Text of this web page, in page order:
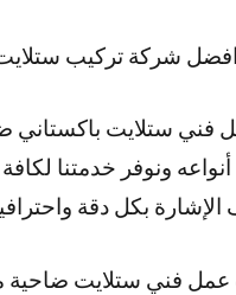
شركة تركيب ستلايت
فني ستلايت باكستاني
ونوفر خدمتنا
بكل دقة
فني ستلايت ضاحية